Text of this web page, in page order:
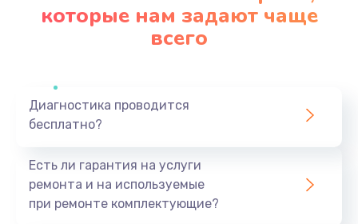
Профилактическая чистка
Заказать
которые нам задают чаще
всего
Диагностика проводится
бесплатно?
Есть ли гарантия на услуги
ремонта и на используемые
при ремонте комплектующие?